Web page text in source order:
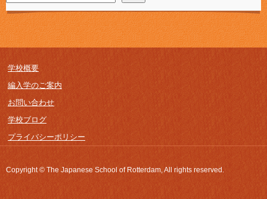
学校概要
編入学のご案内
お問い合わせ
学校ブログ
プライバシーポリシー
Copyright © The Japanese School of Rotterdam, All rights reserved.